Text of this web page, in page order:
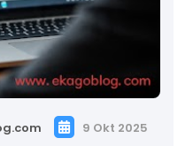
9 Okt 2025